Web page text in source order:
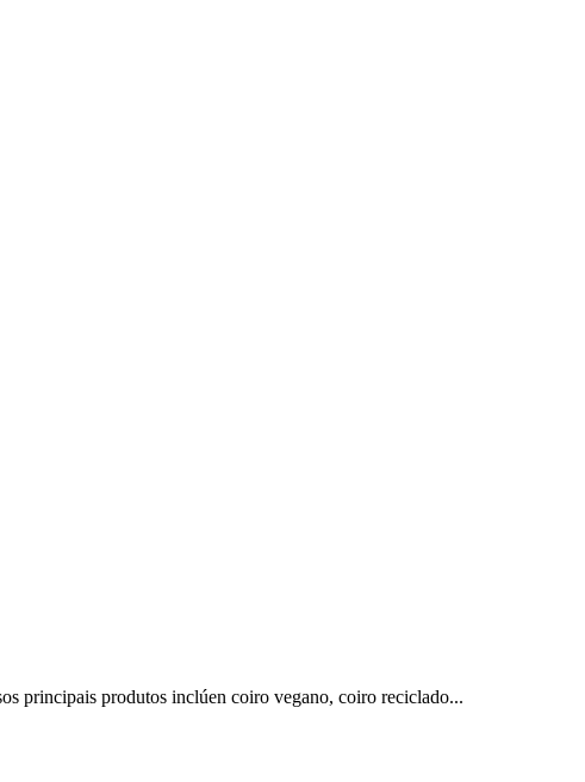
principais produtos inclúen coiro vegano, coiro reciclado...